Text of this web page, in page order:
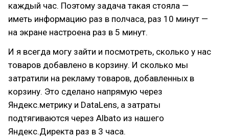
каждый час. Поэтому задача такая стояла —
иметь информацию раз в полчаса, раз 10 минут —
на экране настроена раз в 5 минут.
И я всегда могу зайти и посмотреть, сколько у нас
товаров добавлено в корзину. И сколько мы
затратили на рекламу товаров, добавленных в
корзину. Это сделано напрямую через
Яндекс.метрику и DataLens, а затраты
подтягиваются через Albato из нашего
Яндекс.Директа раз в 3 часа.